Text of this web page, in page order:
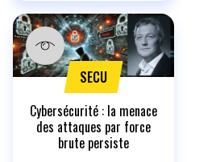
SECU
Cybersécurité : la menace
des attaques par force
brute persiste